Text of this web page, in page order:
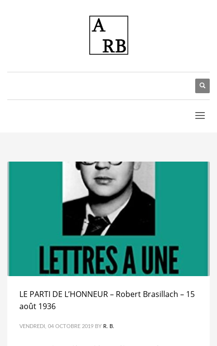
LE PARTI DE L’HONNEUR – Robert Brasillach – 15
août 1936
VENDREDI, 04 OCTOBRE 2019 BY R. B.